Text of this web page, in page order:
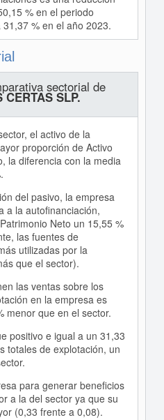
% en el periodo
% en el año 2023.
sectorial de
SLP.
el activo de la
proporción de Activo
la diferencia con la media
del pasivo, la empresa
a la autofinanciación,
Neto un 15,55 %
las fuentes de
utilizadas por la
que el sector).
las ventas sobre los
en la empresa es
menor que en el sector.
positivo e igual a un 31,33
totales de explotación, un
para generar beneficios
a la del sector ya que su
(0,33 frente a 0,08).